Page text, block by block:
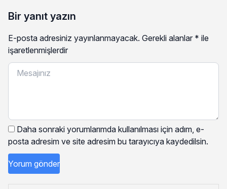
Bir yanıt yazın
E-posta adresiniz yayınlanmayacak. Gerekli alanlar * ile
işaretlenmişlerdir
Daha sonraki yorumlarımda kullanılması için adım, e-
posta adresim ve site adresim bu tarayıcıya kaydedilsin.